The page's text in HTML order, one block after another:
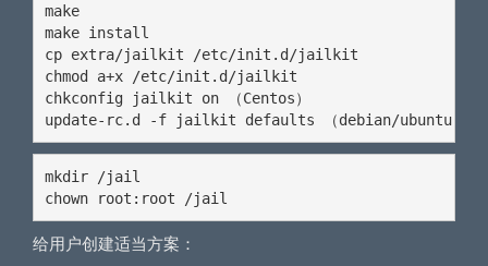
make
make install
cp extra/jailkit /etc/init.d/jailkit
chmod a+x /etc/init.d/jailkit
chkconfig jailkit on （Centos）
update-rc.d -f jailkit defaults （debian/ubuntu）
mkdir /jail
chown root:root /jail
给用户创建适当方案：